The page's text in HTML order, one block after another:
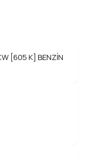
[605 K] BENZÍN